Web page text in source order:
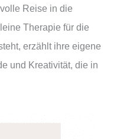
Reise in die
Therapie für die
erzählt ihre eigene
und Kreativität, die in